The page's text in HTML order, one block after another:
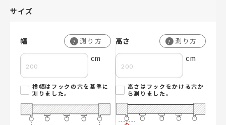
サイズ
幅 ? 測り方
cm
横幅はフックの穴を基準に
測りました。
高さ ? 測り方
cm
高さはフックをかける穴か
ら測りました。